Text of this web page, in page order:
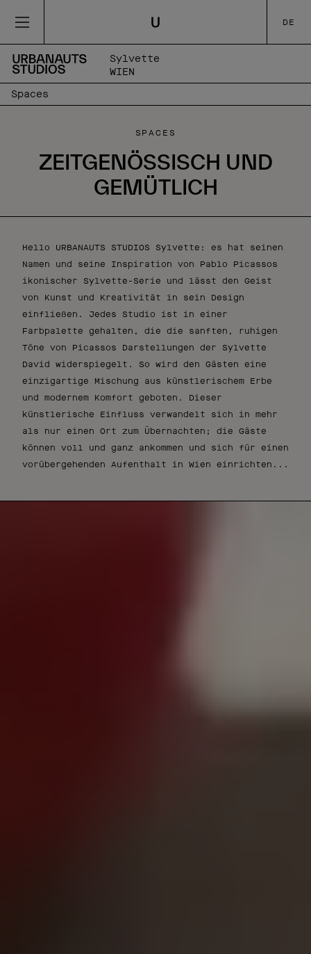
DE
Sylvette
WIEN
Spaces
SPACES
ZEITGENÖSSISCH UND
GEMÜTLICH
Hello URBANAUTS STUDIOS Sylvette: es hat seinen
Namen und seine Inspiration von Pablo Picassos
ikonischer Sylvette-Serie und lässt den Geist
von Kunst und Kreativität in sein Design
einfließen. Jedes Studio ist in einer
Farbpalette gehalten, die die sanften, ruhigen
Töne von Picassos Darstellungen der Sylvette
David widerspiegelt. So wird den Gästen eine
einzigartige Mischung aus künstlerischem Erbe
und modernem Komfort geboten. Dieser
künstlerische Einfluss verwandelt sich in mehr
als nur einen Ort zum Übernachten; die Gäste
können voll und ganz ankommen und sich für einen
vorübergehenden Aufenthalt in Wien einrichten...